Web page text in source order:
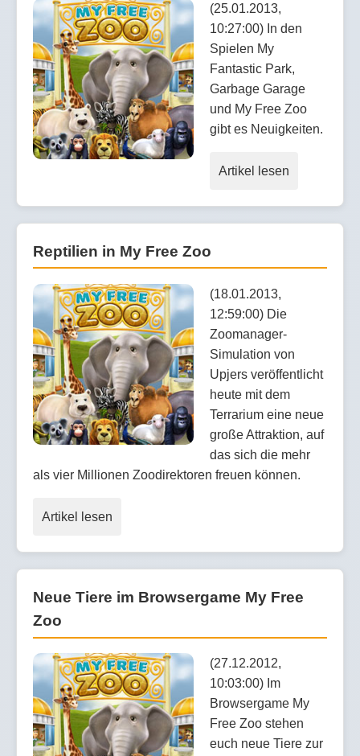
(25.01.2013,
10:27:00) In den
Spielen My
Fantastic Park,
Garbage Garage
und My Free Zoo
gibt es Neuigkeiten.
Artikel lesen
Reptilien in My Free Zoo
(18.01.2013,
12:59:00) Die
Zoomanager-
Simulation von
Upjers veröffentlicht
heute mit dem
Terrarium eine neue
große Attraktion, auf
das sich die mehr
als vier Millionen Zoodirektoren freuen können.
Artikel lesen
Neue Tiere im Browsergame My Free
Zoo
(27.12.2012,
10:03:00) Im
Browsergame My
Free Zoo stehen
euch neue Tiere zur